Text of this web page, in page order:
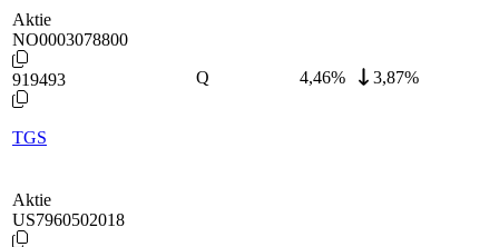
Aktie
NO0003078800
919493
TGS
Q 4,46% 3,87%
Aktie
US7960502018